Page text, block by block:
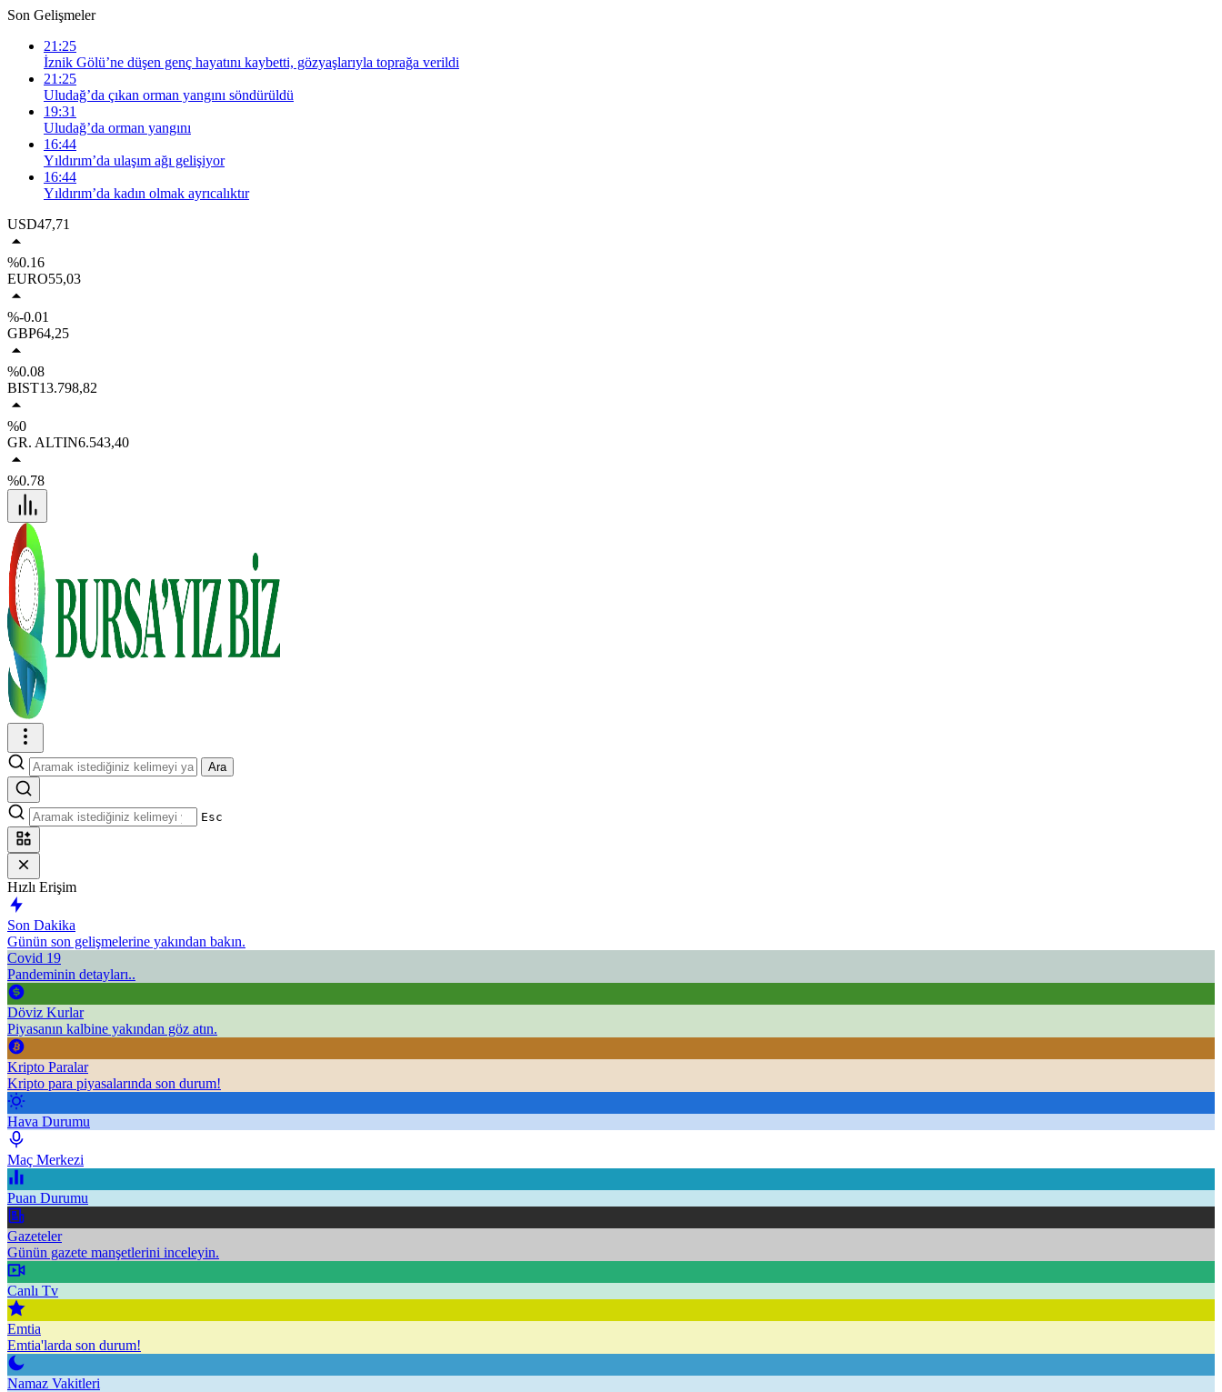
Son Gelişmeler
21:25
İznik Gölü’ne düşen genç hayatını kaybetti, gözyaşlarıyla toprağa verildi
21:25
Uludağ’da çıkan orman yangını söndürüldü
19:31
Uludağ’da orman yangını
16:44
Yıldırım’da ulaşım ağı gelişiyor
16:44
Yıldırım’da kadın olmak ayrıcalıktır
USD47,71
%0.16
EURO55,03
%-0.01
GBP64,25
%0.08
BIST13.798,82
%0
GR. ALTIN6.543,40
%0.78
Ara
Esc
Hızlı Erişim
Son Dakika
Günün son gelişmelerine yakından bakın.
Covid 19
Pandeminin detayları..
Döviz Kurlar
Piyasanın kalbine yakından göz atın.
Kripto Paralar
Kripto para piyasalarında son durum!
Hava Durumu
Maç Merkezi
Puan Durumu
Gazeteler
Günün gazete manşetlerini inceleyin.
Canlı Tv
Emtia
Emtia'larda son durum!
Namaz Vakitleri